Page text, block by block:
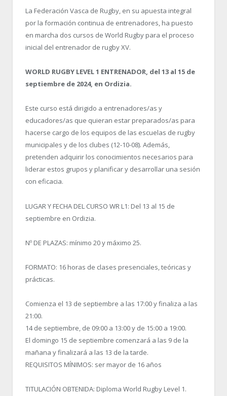
La Federación Vasca de Rugby, en su apuesta integral
por la formación continua de entrenadores, ha puesto
en marcha dos cursos de World Rugby para el proceso
inicial del entrenador de rugby XV.
WORLD RUGBY LEVEL 1 ENTRENADOR, del 13 al 15 de
septiembre de 2024, en Ordizia.
Este curso está dirigido a entrenadores/as y
educadores/as que quieran estar preparados/as para
hacerse cargo de los equipos de las escuelas de rugby
municipales y de los clubes (12-10-08). Además,
pretenden adquirir los conocimientos necesarios para
liderar estos grupos y planificar y desarrollar una sesión
con eficacia.
LUGAR Y FECHA DEL CURSO WR L1: Del 13 al 15 de
septiembre en Ordizia.
Nº DE PLAZAS: mínimo 20 y máximo 25.
FORMATO: 16 horas de clases presenciales, teóricas y
prácticas.
Comienza el 13 de septiembre a las 17:00 y finaliza a las
21:00.
14 de septiembre, de 09:00 a 13:00 y de 15:00 a 19:00.
El domingo 15 de septiembre comenzará a las 9 de la
mañana y finalizará a las 13 de la tarde.
REQUISITOS MÍNIMOS: ser mayor de 16 años
TITULACIÓN OBTENIDA: Diploma World Rugby Level 1.